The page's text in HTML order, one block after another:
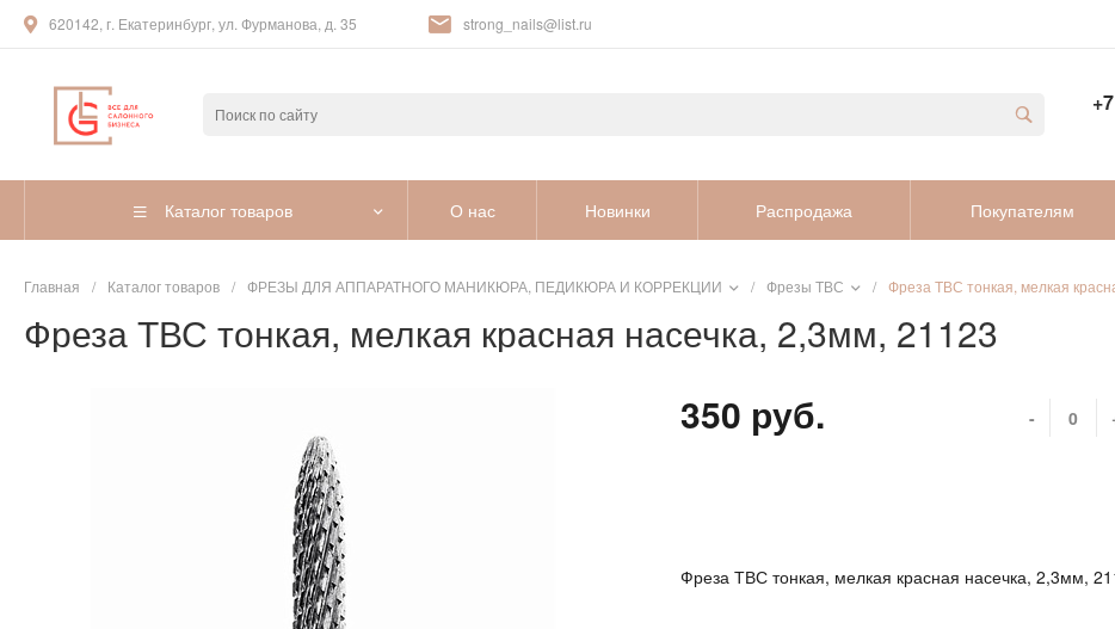
620142, г. Екатеринбург, ул. Фурманова, д. 35 strong_nails@list.ru
Каталог товаров О нас Новинки Распродажа Покупателям
Главная / Каталог товаров / ФРЕЗЫ ДЛЯ АППАРАТНОГО МАНИКЮРА, ПЕДИКЮРА И КОРРЕКЦИИ / Фрезы ТВС / Фреза ТВС тонкая, мелкая
Фреза ТВС тонкая, мелкая красная насечка, 2,3мм, 21123
350 руб.
-
Фреза ТВС тонкая, мелкая красная насечка, 2,3мм,